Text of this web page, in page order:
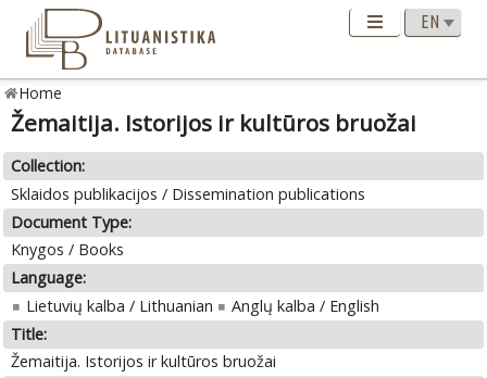
Home
Žemaitija. Istorijos ir kultūros bruožai
Collection:
Sklaidos publikacijos / Dissemination publications
Document Type:
Knygos / Books
Language:
Lietuvių kalba / Lithuanian
Anglų kalba / English
Title:
Žemaitija. Istorijos ir kultūros bruožai